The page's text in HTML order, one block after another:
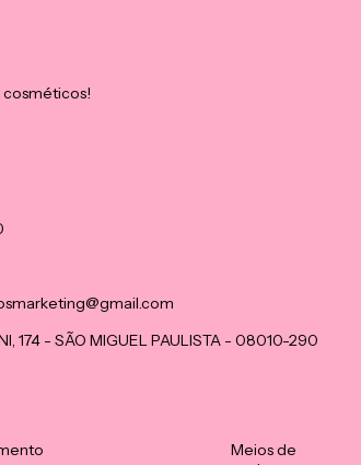
cosméticos!
174 - SÃO MIGUEL PAULISTA - 08010-290
Meios de